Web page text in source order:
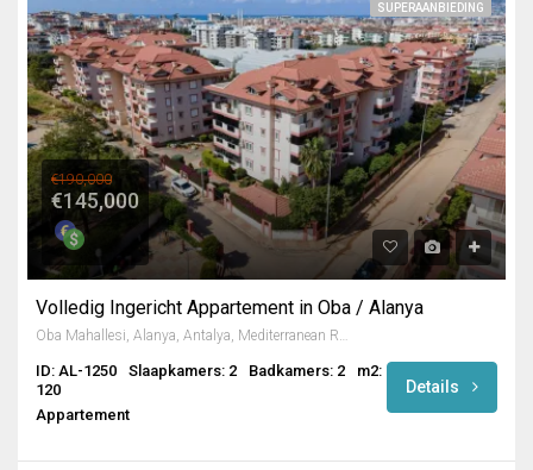
SUPERAANBIEDING
€190,000
€145,000
Volledig Ingericht Appartement in Oba / Alanya
ID: AL-1250 Slaapkamers: 2 Badkamers: 2
m2:
120
Appartement
Details